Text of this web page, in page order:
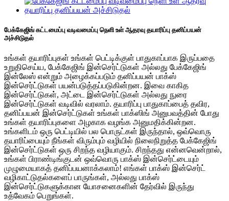
பேக்கேஜிங் கட்டமைப்பு வடிவமைப்பு நெளி உள் ஆதரவு தயாரிப்பு தனிப்பயன்
அச்சிடுதல்
உங்கள் தயாரிப்புகள் உங்கள் பெட்டிக்குள் பாதுகாப்பாக இருப்பதை
உறுதிசெய்ய, பேக்கேஜிங் இன்செர்ட்டுகள் அல்லது பேக்கேஜிங்
இன்லேஸ் என்றும் அழைக்கப்படும் தனிப்பயன் பாக்ஸ்
இன்செர்ட்டுகள் பயன்படுத்தப்படுகின்றன. இவை காகித
இன்செர்ட்டுகள், அட்டை இன்செர்ட்டுகள் அல்லது நுரை
இன்செர்ட்டுகள் வடிவில் வரலாம். தயாரிப்பு பாதுகாப்பைத் தவிர,
தனிப்பயன் இன்செர்ட்டுகள் உங்கள் பாக்ஸிங் அனுபவத்தின் போது
உங்கள் தயாரிப்புகளை அழகாக வழங்க அனுமதிக்கின்றன.
உங்களிடம் ஒரு பெட்டியில் பல பொருட்கள் இருந்தால், ஒவ்வொரு
தயாரிப்பையும் நீங்கள் விரும்பும் வழியில் நிலைநிறுத்த பேக்கேஜிங்
இன்செர்ட்டுகள் ஒரு சிறந்த வழியாகும். சிறந்தது என்னவென்றால்,
உங்கள் பிராண்டிங்குடன் ஒவ்வொரு பாக்ஸ் இன்செர்ட்டையும்
முழுமையாகத் தனிப்பயனாக்கலாம்! எங்கள் பாக்ஸ் இன்செர்ட்
வழிகாட்டுதல்களைப் பாருங்கள், அல்லது பாக்ஸ்
இன்செர்ட்டுகளுக்கான யோசனைகளின் தேர்வில் இருந்து
உத்வேகம் பெறுங்கள்.